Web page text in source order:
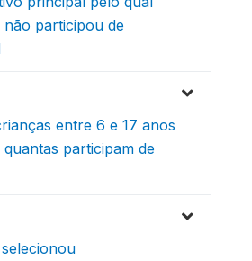
não participou de
entre 6 e 17 anos
participam de